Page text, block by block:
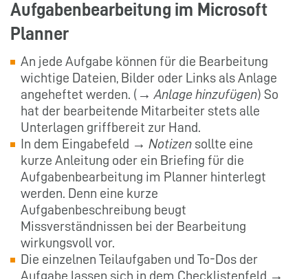
Aufgabenbearbeitung im Microsoft
Planner
An jede Aufgabe können für die Bearbeitung
wichtige Dateien, Bilder oder Links als Anlage
angeheftet werden. (→Anlage hinzufügen) So
hat der bearbeitende Mitarbeiter stets alle
Unterlagen griffbereit zur Hand.
In dem Eingabefeld → Notizen sollte eine
kurze Anleitung oder ein Briefing für die
Aufgabenbearbeitung im Planner hinterlegt
werden. Denn eine kurze
Aufgabenbeschreibung beugt
Missverständnissen bei der Bearbeitung
wirkungsvoll vor.
Die einzelnen Teilaufgaben und To-Dos der
Aufgabe lassen sich in dem Checklistenfeld →